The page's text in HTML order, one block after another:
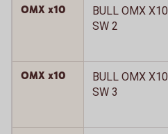
OMX x10
BULL OMX X10
SW 2
OMX x10
BULL OMX X10
SW 3